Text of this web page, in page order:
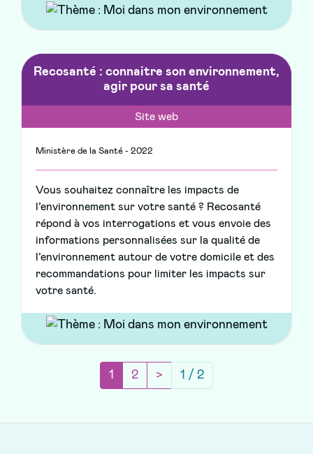
Recosanté : connaitre son environnement,
agir pour sa santé
Site web
Ministère de la Santé - 2022
Vous souhaitez connaître les impacts de
l’environnement sur votre santé ? Recosanté
répond à vos interrogations et vous envoie des
informations personnalisées sur la qualité de
l’environnement autour de votre domicile et des
recommandations pour limiter les impacts sur
votre santé.
1 (current)
2 > Page suivante
1 / 2